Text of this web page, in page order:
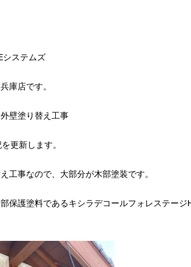
システムズ
庫店です。
壁塗り替え工事
更新します。
工事なので、大部分が木部塗装です。
保護塗料であるキシラデコールフォレステー